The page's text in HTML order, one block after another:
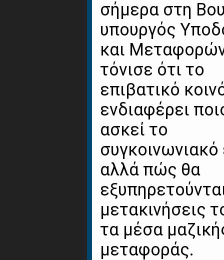
σήμερα στη
υπουργός
και
τόνισε ότι το
επιβατικό
ενδιαφέρει
ασκεί το
συγκοινωνιακό
αλλά πώς θα
μετακινήσεις
τα μέσα
μεταφοράς.